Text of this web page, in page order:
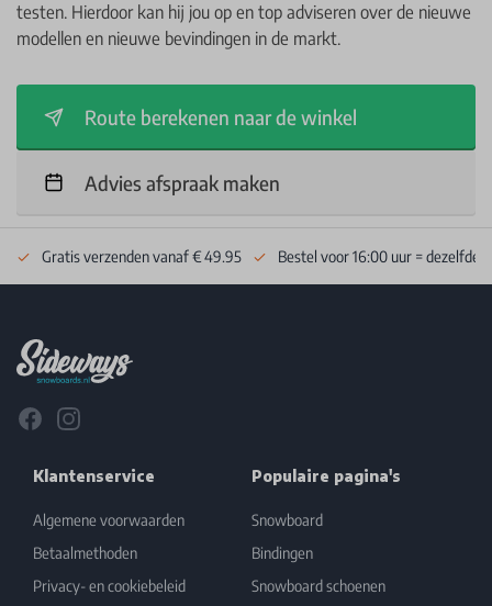
testen. Hierdoor kan hij jou op en top adviseren over de nieuwe
modellen en nieuwe bevindingen in de markt.
Route berekenen naar de winkel
Advies afspraak maken
Gratis verzenden vanaf € 49.95 Bestel voor 16:00 uur = dezelfde
FacebookInstagram
Klantenservice
Algemene voorwaarden
Betaalmethoden
Privacy- en cookiebeleid
Populaire pagina's
Snowboard
Bindingen
Snowboard schoenen